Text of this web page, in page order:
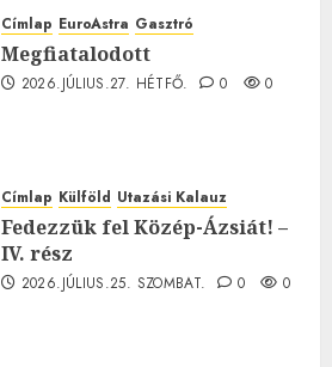
Címlap EuroAstra Gasztró
Megfiatalodott
2026.JÚLIUS.27. HÉTFŐ. 0 0
Címlap Külföld Utazási Kalauz
Fedezzük fel Közép-Ázsiát! –
IV. rész
2026.JÚLIUS.25. SZOMBAT. 0 0